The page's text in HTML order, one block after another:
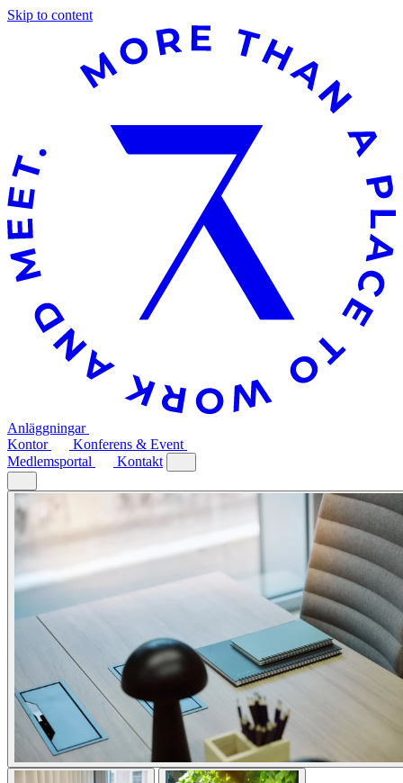
Skip to content
Anläggningar
Kontor
Konferens & Event
Medlemsportal
Kontakt